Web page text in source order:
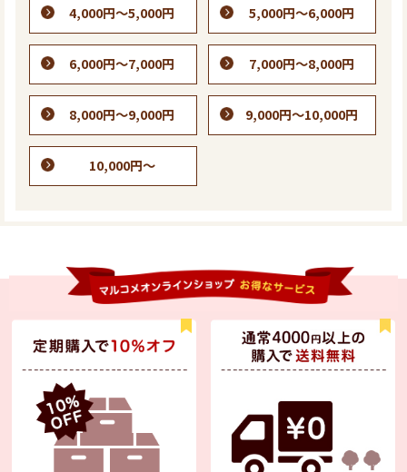
4,000円～5,000円 5,000円～6,000円
6,000円～7,000円 7,000円～8,000円
8,000円～9,000円 9,000円～10,000円
10,000円～